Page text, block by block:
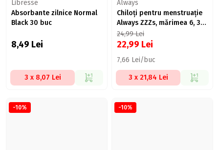
Libresse
Absorbante zilnice Normal
Black 30 buc
8,49 Lei
3 x 8,07 Lei
Always
Chiloți pentru menstruație
Always ZZZs, mărimea 6, 3
buc
24,99Lei
22,99 Lei
7,66 Lei/buc
3 x 21,84 Lei
-10% -10%